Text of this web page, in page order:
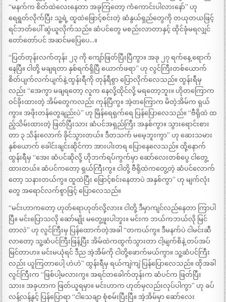
“မနက်က စိတ်ထဲလေးနေတာ အခုကြတော့ ကံကောင်းပါလားနော်” ဟု
ရေရွတ်လိုက်ပြီး သူ့ရဲ့ ထူထဲဖြောင့်စင်းတဲ့ ဆံနွယ်ရှည်တွေကို တယုတယဖြင့်
ရင်ဘတ်ပေါ် ဆွဲယူလိုက်သည်။ ဆံပင်တွေ မစည်းလာတာနှင့် ထိုင်ခုံမရလျှင်
တော်တော်ပင် အဆင်မပြေပေ…။
“​ပြတ်တုန်းလက်တုန်း ၂၃ ကို ကျော်ဖြတ်ပြီးပြီကွာ။ အခု ၂၇ ရက်နေ့ ရောက်
နေပြီ။ ငါတို့ မချရတာ နှစ်ရက်ရှိပြီ ယောက်ဖရာ” ဟု လွင်ကြီးတစ်ယောက်
စိတ်ပျက်လက်ပျက်နဲ့ ထွန်းရီကို တုန်ရီစွာ ပြောလိုက်လေသည်။ ထွန်းရီမှ
လည်း “အေကွာ မချရတော့ လူက နေလို့ထိုင်လို့ မရတော့ဘူး။ ဟိုတကြောက
ဝင်ခိုးထားတဲ့ အိမ်တွေကလည်း ကုန်ပြီကွ။ အဲ့တကြောက မိတဲ့အိမ်က ရှယ်
ကွာ။ အဖိုးတန်တွေချည်းပဲ” ဟု မြိန်ရေရှက်ရေ ပြန်ပြောလေသည်။ “ဗီရိုထဲ ထ
ည့်သိမ်းထားတဲ့ ဖြတ်ပြီးသား ဆံပင်အရှည်ကြီး အနှစ်ကွာ။ သွားရောင်းစား
တာ ၃ သိန်းလောက် ခိုင်သွားတယ်။ ဒီတသက် မမေ့ဘူးကွာ” ဟု ဆေးသမား
နှစ်ယောက် ခေါင်းချင်းဆိုင်ကာ အားပါးတရ ပြောနေလေသည်။ ထို့နောက်
ထွန်းရီမှ “အေး ဆံပင်ဆိုလို့ ဟိုဘက်ရပ်ကွက်မှာ ဆော်လေးတစ်ပွေ ငါတွေ့
ထားတယ်။ ဆံပင်ကတော့ ရှယ်ကြီးကွ။ ငါတို့ ဗီရိုထဲကတွေ့တဲ့ ဆံပင်လောက်
တော့ သနားတယ်ကွ။ ထူထဲပြီး ဖြောင့်စင်းနေတာပဲ အနှစ်ကွာ” ဟု မျက်လုံး
တွေ အရောင်လက်စွာဖြင့် ပြောလေသည်။
“မင်းဟာကတော့ ဟုတ်ရောဟုတ်လို့လား။ ငါတို့ ဒီမှာကျင်လည်နေတာ ကြာပါ
ပြီ။ မင်းပြောသလို ဆော်မျိုး မတွေ့ဖူးပါဘူး။ မင်းက ဘယ်ကဘယ်လို မြင်
တာလဲ” ဟု လွင်ကြီးမှ ပြန်ထောက်တဲ့အခါ “တကယ်ကွ။ ဒီမနက်ပဲ ငါမင်းဆီ
လာတော့ သူ့ဆံပင်ကြီးဖြန့်ပြီး အိမ်ထဲကထွက်သွားတာ ငါ့မျက်စိနဲ့ တပ်အပ်
မြင်တာဟ။ မင်းမယုံရင် ဒီည အဲ့အိမ်ကို ငါတို့ဖောက်မယ်ကွာ။ သူ့ဆံပင်ကြီး
လည်း ယူကြတာပေါ့ ဟဲဟဲ” ထွန်းရီမှ ရယ်ကျဲကျဲ ပြန်ပြောလေသည်။ ထိုအခါ
လွင်ကြီးက “ဖြစ်ပါ့မလားကွ။ အရင်တခေါက်တုန်းက ဆံပင်က ဖြတ်ပြီး
သား။ အခုဟာက ဖြတ်ယူရမှာ။ မင်းဟာက ဟုတ်မှလည်းလုပ်ပါကွာ” ဟု ခပ်
လန့်လန့်နှင့် ပြန်ပြောရာ “ငါသေချာ စုံစမ်းပြီးပြီ။ အဲ့အိမ်မှာ ဆော်လေး